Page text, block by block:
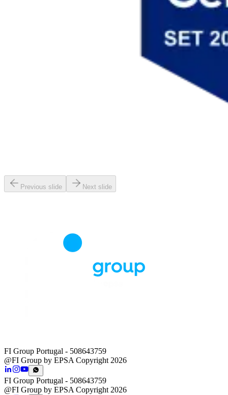
Previous slide Next slide
FI Group Portugal - 508643759
@FI Group by EPSA Copyright 2026
FI Group Portugal - 508643759
@FI Group by EPSA Copyright 2026